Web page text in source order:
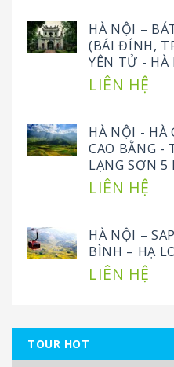
HÀ NỘI –
(BÁI ĐÍNH,
YÊN TỬ - HÀ
LIÊN HỆ
HÀ NỘI - HÀ
CAO BẰNG -
LẠNG SƠN 5
LIÊN HỆ
HÀ NỘI –
BÌNH – HẠ
LIÊN HỆ
TOUR HOT